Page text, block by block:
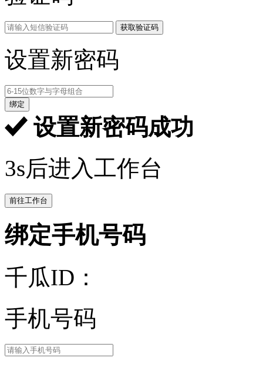
获取验证码
设置新密码
绑定
设置新密码成功
3s后进入工作台
前往工作台
绑定手机号码
千瓜ID：
手机号码